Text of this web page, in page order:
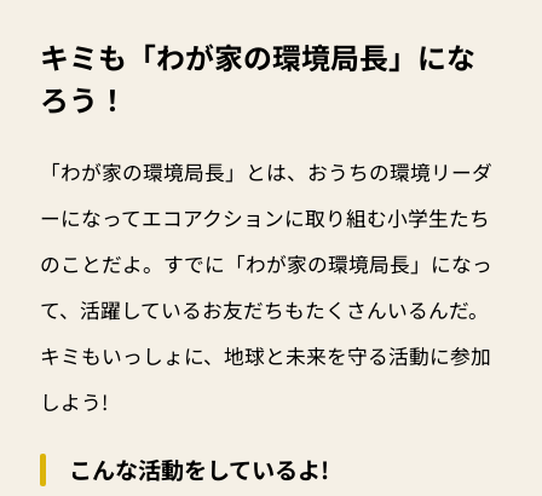
キミも「わが家の環境局長」にな
ろう！
「わが家の環境局長」とは、おうちの環境リーダ
ーになってエコアクションに取り組む小学生たち
のことだよ。すでに「わが家の環境局長」になっ
て、活躍しているお友だちもたくさんいるんだ。
キミもいっしょに、地球と未来を守る活動に参加
しよう!
こんな活動をしているよ!